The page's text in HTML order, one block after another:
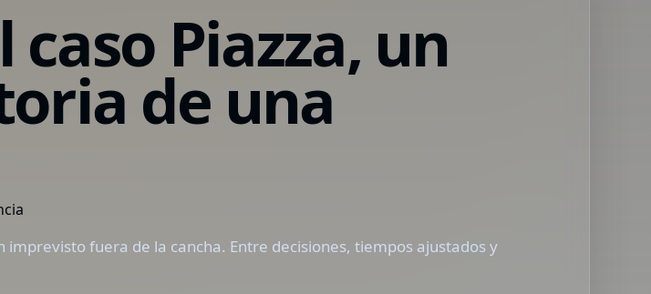
Piazza, un
de una
fuera de la cancha. Entre decisiones, tiempos ajustados y